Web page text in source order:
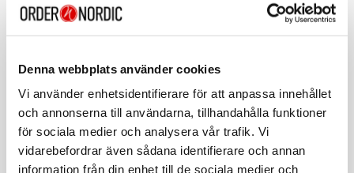
Denna webbplats använder cookies
Vi använder enhetsidentifierare för att anpassa innehållet
och annonserna till användarna, tillhandahålla funktioner
för sociala medier och analysera vår trafik. Vi
vidarebefordrar även sådana identifierare och annan
information från din enhet till de sociala medier och
Se alla produkter inom Panasonic
Specifikation
Beskrivning
Art. nr:NN-CD575MEPG